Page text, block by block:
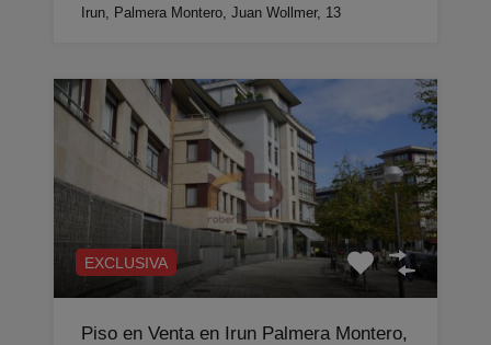
Irun, Palmera Montero, Juan Wollmer, 13
EXCLUSIVA
Piso en Venta en Irun Palmera Montero,